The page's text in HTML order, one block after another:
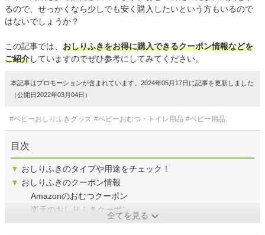
るので、せっかくなら少しでも安く購入したいという方もいるので
はないでしょうか？
この記事では、 おしりふきをお得に購入できるクーポン情報などを
ご紹介していますのでぜひ参考にしてみてください。
本記事はプロモーションが含まれています。2024年05月17日に記事を更新しました
（公開日2022年03月04日）
#ベビーおしりふきグッズ #ベビーおむつ・トイレ用品 #ベビー用品
目次
▼ おしりふきのタイプや用途をチェック！
▼ おしりふきのクーポン情報
Amazonのおむつクーポン
楽天のおしりふきクーポン
全てを見る